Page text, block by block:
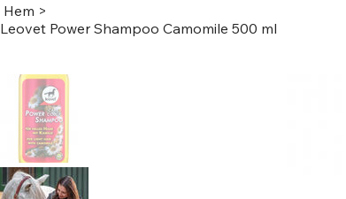
Hem >
Leovet Power Shampoo Camomile 500 ml